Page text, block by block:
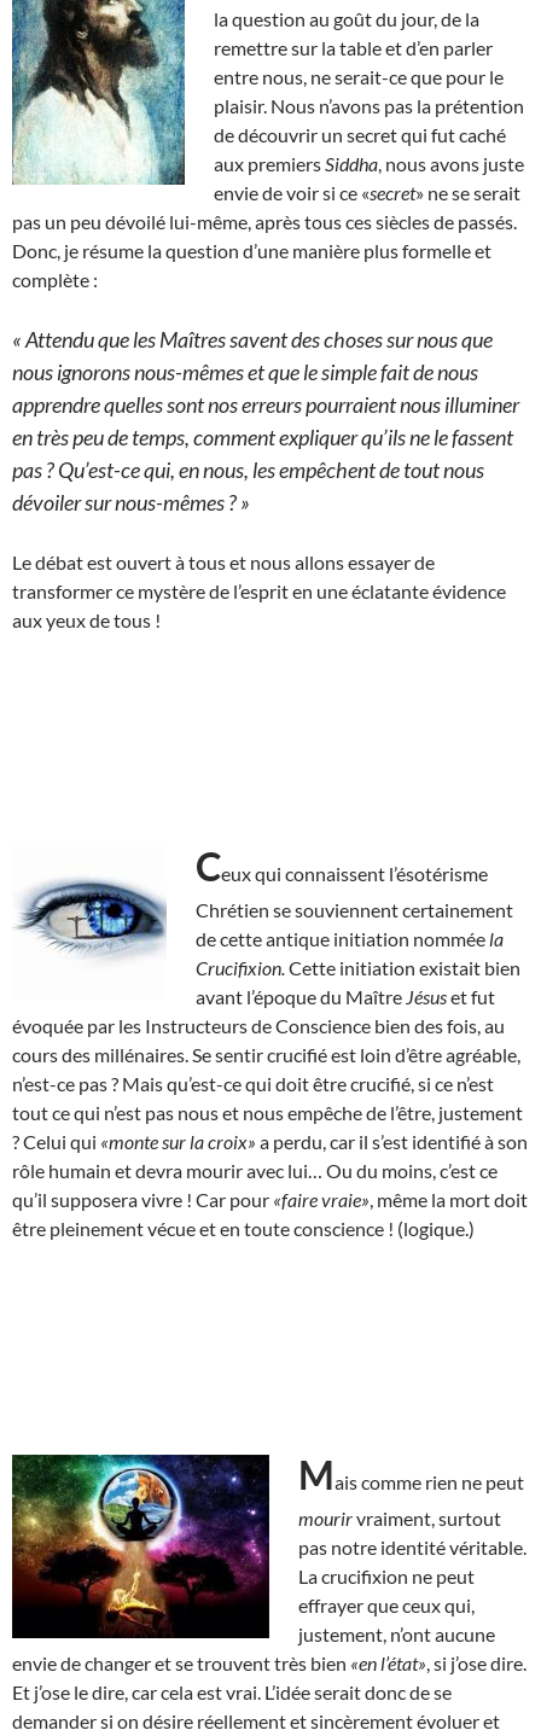
la question au goût du jour, de la
remettre sur la table et d’en parler
entre nous, ne serait-ce que pour le
plaisir. Nous n’avons pas la prétention
de découvrir un secret qui fut caché
aux premiers Siddha , nous avons juste
envie de voir si ce «secret» ne se serait
pas un peu dévoilé lui-même, après tous ces siècles de passés.
Donc, je résume la question d’une manière plus formelle et
complète :
« Attendu que les Maîtres savent des choses sur nous que
nous ignorons nous-mêmes et que le simple fait de nous
apprendre quelles sont nos erreurs pourraient nous illuminer
en très peu de temps, comment expliquer qu’ils ne le fassent
pas ? Qu’est-ce qui, en nous, les empêchent de tout nous
dévoiler sur nous-mêmes ? »
Le débat est ouvert à tous et nous allons essayer de
transformer ce mystère de l’esprit en une éclatante évidence
aux yeux de tous !
Ceux qui connaissent l’ésotérisme
Chrétien se souviennent certainement
de cette antique initiation nommée la
Crucifixion. Cette initiation existait bien
avant l’époque du Maître Jésuset fut
évoquée par les Instructeurs de Conscience bien des fois, au
cours des millénaires. Se sentir crucifié est loin d’être agréable,
n’est-ce pas ? Mais qu’est-ce qui doit être crucifié, si ce n’est
tout ce qui n’est pas nous et nous empêche de l’être, justement
? Celui qui «monte sur la croix» a perdu, car il s’est identifié à son
rôle humain et devra mourir avec lui… Ou du moins, c’est ce
qu’il supposera vivre ! Car pour «faire vraie» , même la mort doit
être pleinement vécue et en toute conscience ! (logique.)
Mais comme rien ne peut
mourirvraiment, surtout
pas notre identité véritable.
La crucifixion ne peut
effrayer que ceux qui,
justement, n’ont aucune
envie de changer et se trouvent très bien «en l’état» , si j’ose dire.
Et j’ose le dire, car cela est vrai. L’idée serait donc de se
demander si on désire réellement et sincèrement évoluer et